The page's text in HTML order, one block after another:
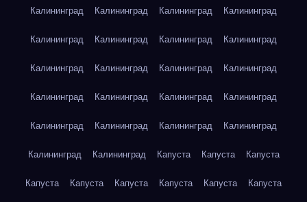
Калининград Калининград Калининград Калининград
Калининград Калининград Калининград Калининград
Калининград Калининград Калининград Калининград
Калининград Калининград Калининград Калининград
Калининград Калининград Калининград Калининград
Калининград Калининград Капуста Капуста Капуста
Капуста Капуста Капуста Капуста Капуста Капуста